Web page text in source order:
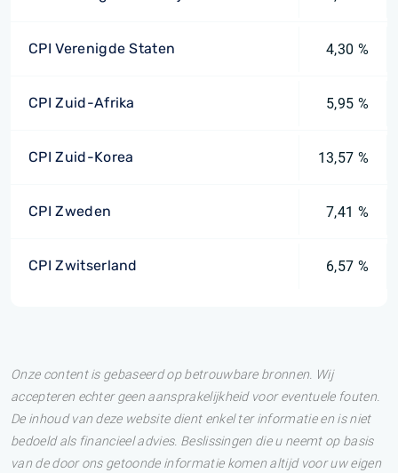
CPI Verenigde Staten 4,30 %
CPI Zuid-Afrika 5,95 %
CPI Zuid-Korea 13,57 %
CPI Zweden 7,41 %
CPI Zwitserland 6,57 %
Onze content is gebaseerd op betrouwbare bronnen. Wij
accepteren echter geen aansprakelijkheid voor eventuele fouten.
De inhoud van deze website dient enkel ter informatie en is niet
bedoeld als financieel advies. Beslissingen die u neemt op basis
van de door ons getoonde informatie komen altijd voor uw eigen